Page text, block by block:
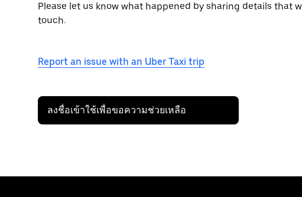
Please let us know what happened by sharing details that
touch.
Report an issue with an Uber Taxi trip
ลงชื่อเข้าใช้เพื่อขอความช่วยเหลือ